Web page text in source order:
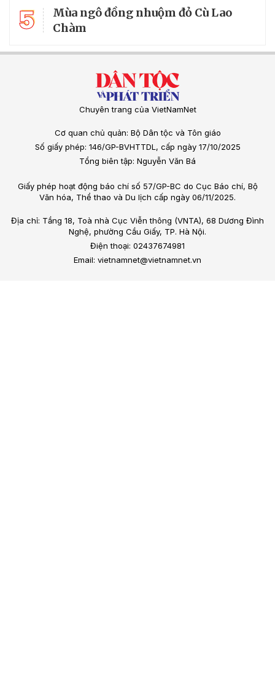
5
Mùa ngô đồng nhuộm đỏ Cù Lao
Chàm
Chuyên trang của VietNamNet
Cơ quan chủ quản: Bộ Dân tộc và Tôn giáo
Số giấy phép: 146/GP-BVHTTDL, cấp ngày 17/10/2025
Tổng biên tập: Nguyễn Văn Bá
Giấy phép hoạt động báo chí số 57/GP-BC do Cục Báo chí, Bộ
Văn hóa, Thể thao và Du lịch cấp ngày 06/11/2025.
Địa chỉ: Tầng 18, Toà nhà Cục Viễn thông (VNTA), 68 Dương Đình
Nghệ, phường Cầu Giấy, TP. Hà Nội.
Điện thoại: 02437674981
Email: vietnamnet@vietnamnet.vn